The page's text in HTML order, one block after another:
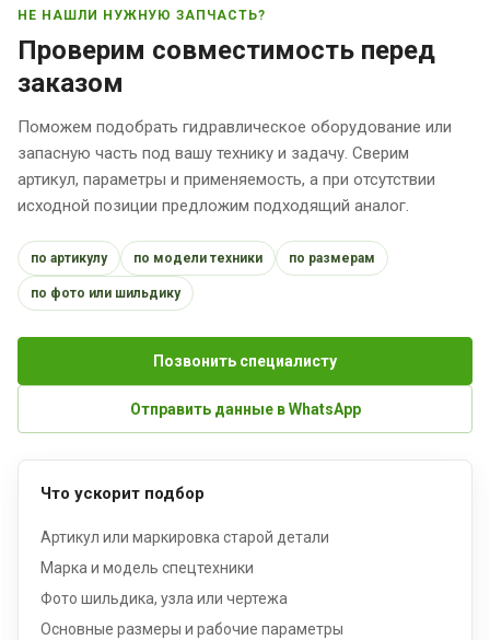
НЕ НАШЛИ НУЖНУЮ ЗАПЧАСТЬ?
Проверим совместимость перед
заказом
Поможем подобрать гидравлическое оборудование или
запасную часть под вашу технику и задачу. Сверим
артикул, параметры и применяемость, а при отсутствии
исходной позиции предложим подходящий аналог.
по артикулу по модели техники по размерам
по фото или шильдику
Позвонить специалисту
Отправить данные в WhatsApp
Что ускорит подбор
Артикул или маркировка старой детали
Марка и модель спецтехники
Фото шильдика, узла или чертежа
Основные размеры и рабочие параметры